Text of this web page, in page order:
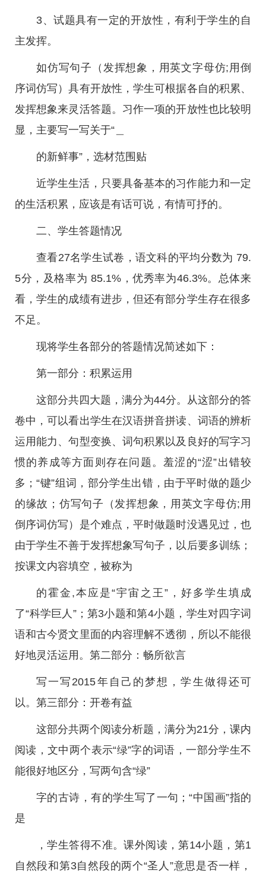
3、试题具有一定的开放性，有利于学生的自
主发挥。
如仿写句子（发挥想象，用英文字母仿;用倒
序词仿写）具有开放性，学生可根据各自的积累、
发挥想象来灵活答题。习作一项的开放性也比较明
显，主要写一写关于“＿
的新鲜事”，选材范围贴
近学生生活，只要具备基本的习作能力和一定
的生活积累，应该是有话可说，有情可抒的。
二、学生答题情况
查看27名学生试卷，语文科的平均分数为 79.
5分，及格率为 85.1%，优秀率为46.3%。总体来
看，学生的成绩有进步，但还有部分学生存在很多
不足。
现将学生各部分的答题情况简述如下：
第一部分：积累运用
这部分共四大题，满分为44分。从这部分的答
卷中，可以看出学生在汉语拼音拼读、词语的辨析
运用能力、句型变换、词句积累以及良好的写字习
惯的养成等方面则存在问题。羞涩的“涩”出错较
多；“键”组词，部分学生出错，由于平时做的题少
的缘故；仿写句子（发挥想象，用英文字母仿;用
倒序词仿写）是个难点，平时做题时没遇见过，也
由于学生不善于发挥想象写句子，以后要多训练；
按课文内容填空，被称为
的霍金,本应是“宇宙之王”，好多学生填成
了“科学巨人”；第3小题和第4小题，学生对四字词
语和古今贤文里面的内容理解不透彻，所以不能很
好地灵活运用。第二部分：畅所欲言
写一写2015年自己的梦想，学生做得还可
以。第三部分：开卷有益
这部分共两个阅读分析题，满分为21分，课内
阅读，文中两个表示“绿”字的词语，一部分学生不
能很好地区分，写两句含“绿”
字的古诗，有的学生写了一句；“中国画”指的
是
，学生答得不准。课外阅读，第14小题，第1
自然段和第3自然段的两个“圣人”意思是否一样，